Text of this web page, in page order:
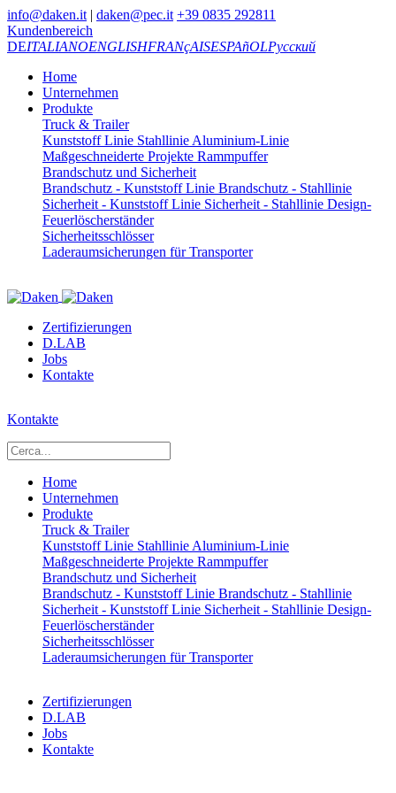
info@daken.it | daken@pec.it +39 0835 292811
Kundenbereich
DEITALIANOENGLISHFRANçAISESPAñOLРусский
Home
Unternehmen
Produkte
Truck & Trailer
Kunststoff Linie Stahllinie Aluminium-Linie
Maßgeschneiderte Projekte Rammpuffer
Brandschutz und Sicherheit
Brandschutz - Kunststoff Linie Brandschutz - Stahllinie
Sicherheit - Kunststoff Linie Sicherheit - Stahllinie Design-
Feuerlöscherständer
Sicherheitsschlösser
Laderaumsicherungen für Transporter
Zertifizierungen
D.LAB
Jobs
Kontakte
Kontakte
Home
Unternehmen
Produkte
Truck & Trailer
Kunststoff Linie Stahllinie Aluminium-Linie
Maßgeschneiderte Projekte Rammpuffer
Brandschutz und Sicherheit
Brandschutz - Kunststoff Linie Brandschutz - Stahllinie
Sicherheit - Kunststoff Linie Sicherheit - Stahllinie Design-
Feuerlöscherständer
Sicherheitsschlösser
Laderaumsicherungen für Transporter
Zertifizierungen
D.LAB
Jobs
Kontakte